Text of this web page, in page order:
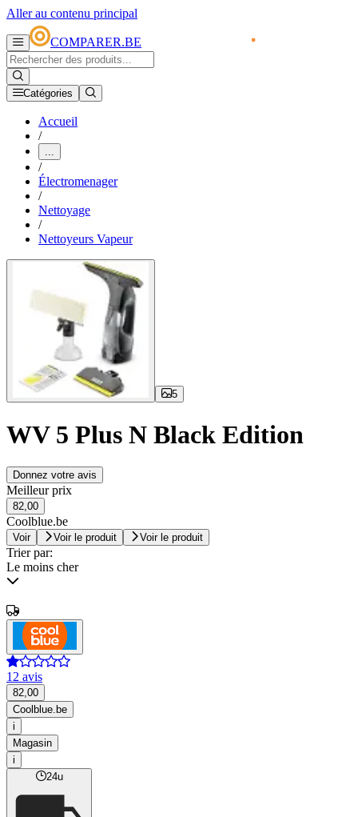
Aller au contenu principal
COMPARER.BE
Catégories
Accueil
/
...
/
Électromenager
/
Nettoyage
/
Nettoyeurs Vapeur
5
WV 5 Plus N Black Edition
Donnez votre avis
Meilleur prix
82,00
Coolblue.be
Voir Voir le produit Voir le produit
Trier par:
Le moins cher
12 avis
82,00
Coolblue.be
i
Magasin
i
24u